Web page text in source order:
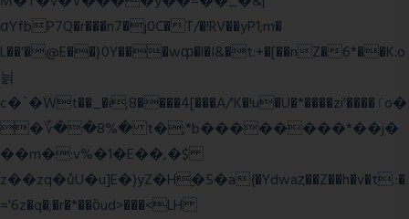
σYfbP7Q�r���n7�j0C�T/�!RV��yP1;m�
L��'�@E��}0Y���wȹ�l�I&�t:+�[��nZ�6*��K:o
늵
c�`�ۨWt��_�i;8����4[���A/'K�!u�U�*����zi'����ٵo�
�؆��8%� t�;*b��������*��j�
��m�:v%�1�E��,�$
z��zq�ůU�u]E�)yZ�Hׇ�5�a{�Ydwaȥ��Z��h�v�t.:�
='6z�q�;�r�*��ȍud>���<LH